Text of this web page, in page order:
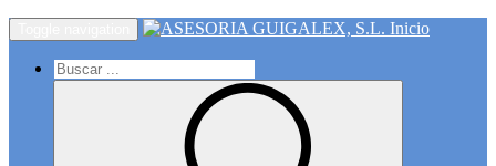
Inicio